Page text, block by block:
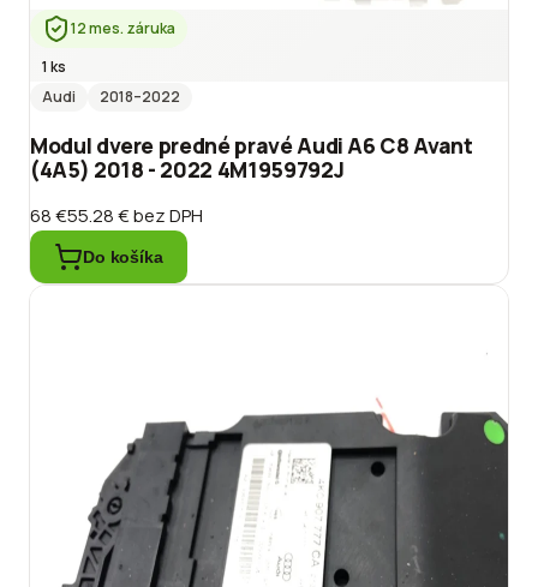
12 mes. záruka
1 ks
Audi
2018–2022
Modul dvere predné pravé Audi A6 C8 Avant
(4A5) 2018 - 2022 4M1959792J
68 €55.28 €bez DPH
Do košíka